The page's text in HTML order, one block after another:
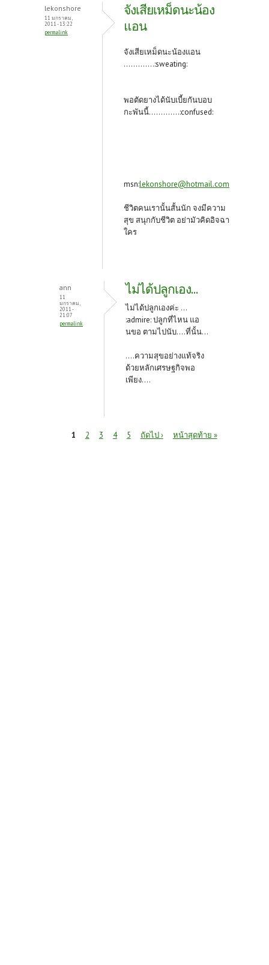
lekonshore
11 มกราคม,
2011 - 13:22
permalink
จังเสียเหม็ดนะน้อง
แอน
จังเสียเหม็ดนะน้องแอน
.............:sweating:
พอตัดยางได้นับเบี้ยกันบอบ
กะพันนี้.............:confused:
msn:lekonshore@hotmail.com
ชีวิตคนเรานั้นสั้นนัก จงมีความ
สุข สนุกกับชีวิต อย่ามัวคิดอิจฉา
ใคร
ann
11
มกราคม,
2011 -
21:07
permalink
ไม่ได้ปลูกเอง...
ไม่ได้ปลูกเองค่ะ ...
:admire: ปลูกที่ไหน แอ
นขอ ตามไปนับ....ที่นั้น...
....ความสุขอย่างแท้จริง
ด้วยหลักเศรษฐกิจพอ
เพียง....
1 2 3 4 5 ถัดไป › หน้าสุดท้าย »